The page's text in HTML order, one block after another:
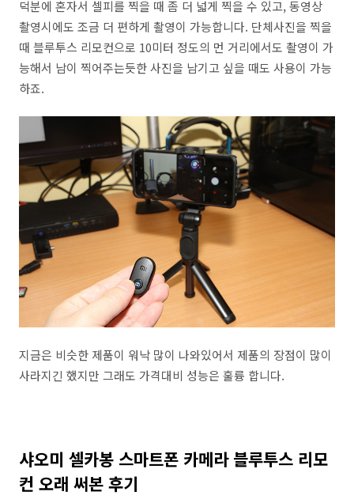
덕분에 혼자서 셀피를 찍을 때 좀 더 넓게 찍을 수 있고, 동영상
촬영시에도 조금 더 편하게 촬영이 가능합니다. 단체사진을 찍을
때 블루투스 리모컨으로 10미터 정도의 먼 거리에서도 촬영이 가
능해서 남이 찍어주는듯한 사진을 남기고 싶을 때도 사용이 가능
하죠.
지금은 비슷한 제품이 워낙 많이 나와있어서 제품의 장점이 많이
사라지긴 했지만 그래도 가격대비 성능은 훌륭 합니다.
샤오미 셀카봉 스마트폰 카메라 블루투스 리모
컨 오래 써본 후기